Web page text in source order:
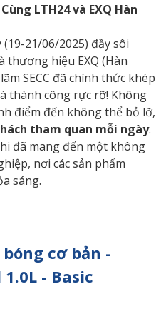
LTH24 và EXQ Hàn
21/06/2025) đầy sôi
thương hiệu EXQ (Hàn
SECC đã chính thức khép
thành công rực rỡ! Không
điểm đến không thể bỏ lỡ,
tham quan mỗi ngày.
đã mang đến một không
nơi các sản phẩm
sáng.
cơ bản -
- Basic